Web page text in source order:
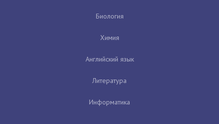
Биология
Химия
Английский язык
Литература
Информатика